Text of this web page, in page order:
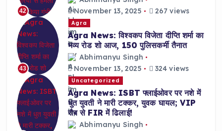
42
November 13, 2025
267 views
43
Agra
Agra News: विश्वकप विजेता दीप्ति शर्मा का
भव्य रोड शो आज, 150 पुलिसकर्मी तैनात
Abhimanyu Singh
November 13, 2025
324 views
Uncategorized
Agra News: ISBT फ्लाईओवर पर नशे में
धुत युवती ने मारी टक्कर, युवक घायल; VIP
रौब से FIR में ढिलाई!
Abhimanyu Singh